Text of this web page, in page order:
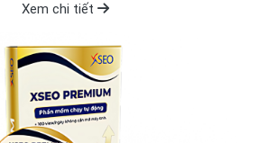
Xem chi tiết